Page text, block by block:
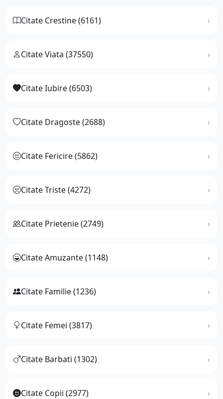
Citate Crestine (6161)
Citate Viata (37550)
Citate Iubire (6503)
Citate Dragoste (2688)
Citate Fericire (5862)
Citate Triste (4272)
Citate Prietenie (2749)
Citate Amuzante (1148)
Citate Familie (1236)
Citate Femei (3817)
Citate Barbati (1302)
Citate Copii (2977)